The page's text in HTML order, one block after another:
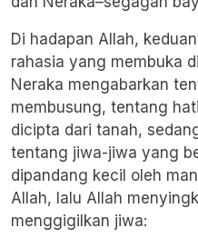
Di hadapan Allah,
rahasia yang membuka
Neraka mengabarkan
membusung, tentang
dicipta dari tanah,
tentang jiwa-jiwa yang
dipandang kecil oleh
Allah, lalu Allah
menggigilkan jiwa: